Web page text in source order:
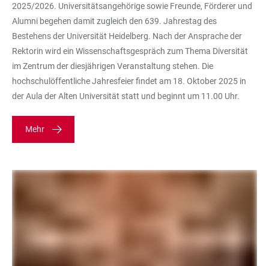
2025/2026. Universitätsangehörige sowie Freunde, Förderer und
Alumni begehen damit zugleich den 639. Jahrestag des
Bestehens der Universität Heidelberg. Nach der Ansprache der
Rektorin wird ein Wissenschaftsgespräch zum Thema Diversität
im Zentrum der diesjährigen Veranstaltung stehen. Die
hochschulöffentliche Jahresfeier findet am 18. Oktober 2025 in
der Aula der Alten Universität statt und beginnt um 11.00 Uhr.
Mehr